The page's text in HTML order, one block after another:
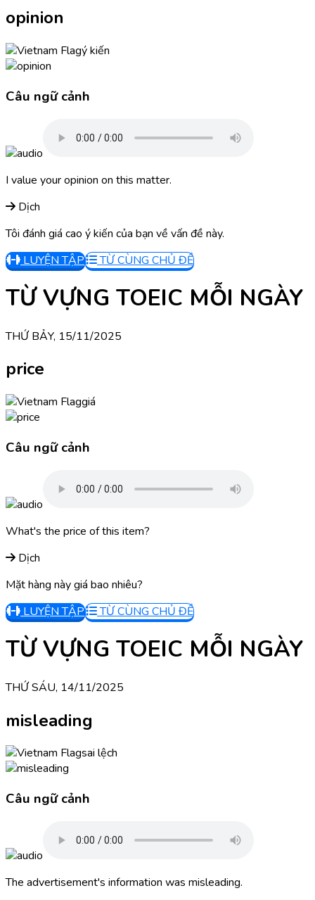
opinion
ý kiến
Câu ngữ cảnh
I value your opinion on this matter.
Dịch
Tôi đánh giá cao ý kiến của bạn về vấn đề này.
LUYỆN TẬP
TỪ CÙNG CHỦ ĐỀ
TỪ VỰNG TOEIC MỖI NGÀY
THỨ BẢY, 15/11/2025
price
giá
Câu ngữ cảnh
What's the price of this item?
Dịch
Mặt hàng này giá bao nhiêu?
LUYỆN TẬP
TỪ CÙNG CHỦ ĐỀ
TỪ VỰNG TOEIC MỖI NGÀY
THỨ SÁU, 14/11/2025
misleading
sai lệch
Câu ngữ cảnh
The advertisement's information was misleading.